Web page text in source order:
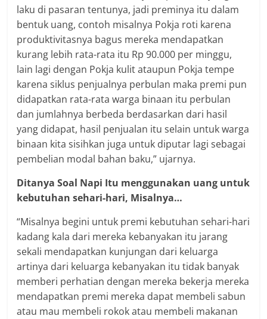
laku di pasaran tentunya, jadi preminya itu dalam
bentuk uang, contoh misalnya Pokja roti karena
produktivitasnya bagus mereka mendapatkan
kurang lebih rata-rata itu Rp 90.000 per minggu,
lain lagi dengan Pokja kulit ataupun Pokja tempe
karena siklus penjualnya perbulan maka premi pun
didapatkan rata-rata warga binaan itu perbulan
dan jumlahnya berbeda berdasarkan dari hasil
yang didapat, hasil penjualan itu selain untuk warga
binaan kita sisihkan juga untuk diputar lagi sebagai
pembelian modal bahan baku,” ujarnya.
Ditanya Soal Napi Itu menggunakan uang untuk
kebutuhan sehari-hari, Misalnya…
“Misalnya begini untuk premi kebutuhan sehari-hari
kadang kala dari mereka kebanyakan itu jarang
sekali mendapatkan kunjungan dari keluarga
artinya dari keluarga kebanyakan itu tidak banyak
memberi perhatian dengan mereka bekerja mereka
mendapatkan premi mereka dapat membeli sabun
atau mau membeli rokok atau membeli makanan